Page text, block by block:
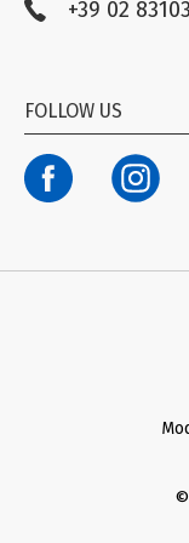
Compliance EG STADA
Modello
Termini di Utilizzo
Condizioni generali
+39 02
FOLLOW US
©